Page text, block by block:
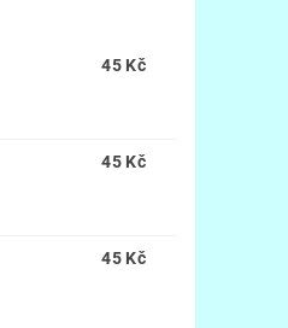
45 Kč
45 Kč
45 Kč